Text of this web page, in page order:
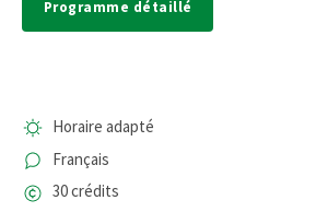
Programme détaillé
Horaire adapté
Français
30 crédits